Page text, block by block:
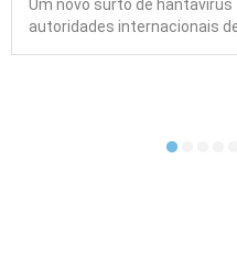
Um novo surto de
autoridades internacionais